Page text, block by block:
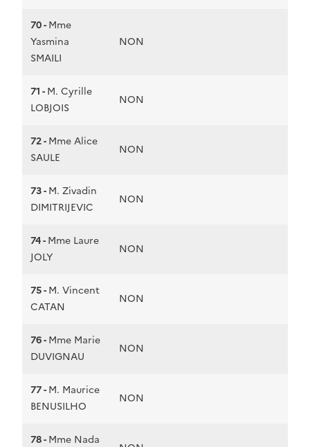
70 -Mme
Yasmina
SMAILI
NON
71 -M. Cyrille
LOBJOIS
NON
72 -Mme Alice
SAULE
NON
73 -M. Zivadin
DIMITRIJEVIC
NON
74 -Mme Laure
JOLY
NON
75 -M. Vincent
CATAN
NON
76 -Mme Marie
DUVIGNAU
NON
77 -M. Maurice
BENUSILHO
NON
78 -Mme Nada